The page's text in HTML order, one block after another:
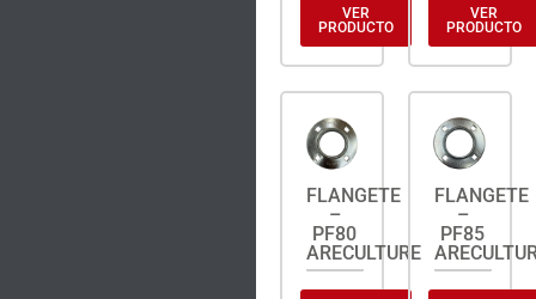
VER
PRODUCTO
VER
PRODUCTO
FLANGETE
–
PF80
ARECULTURE
FLANGETE
–
PF85